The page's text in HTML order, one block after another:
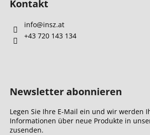
Kontakt
info@insz.at
+43 720 143 134
Newsletter abonnieren
Legen Sie Ihre E-Mail ein und wir werden
Informationen über neue Produkte in
zusenden.